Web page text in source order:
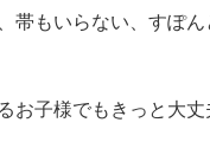
帯もいらない、すぽ
お子様でもきっと大丈